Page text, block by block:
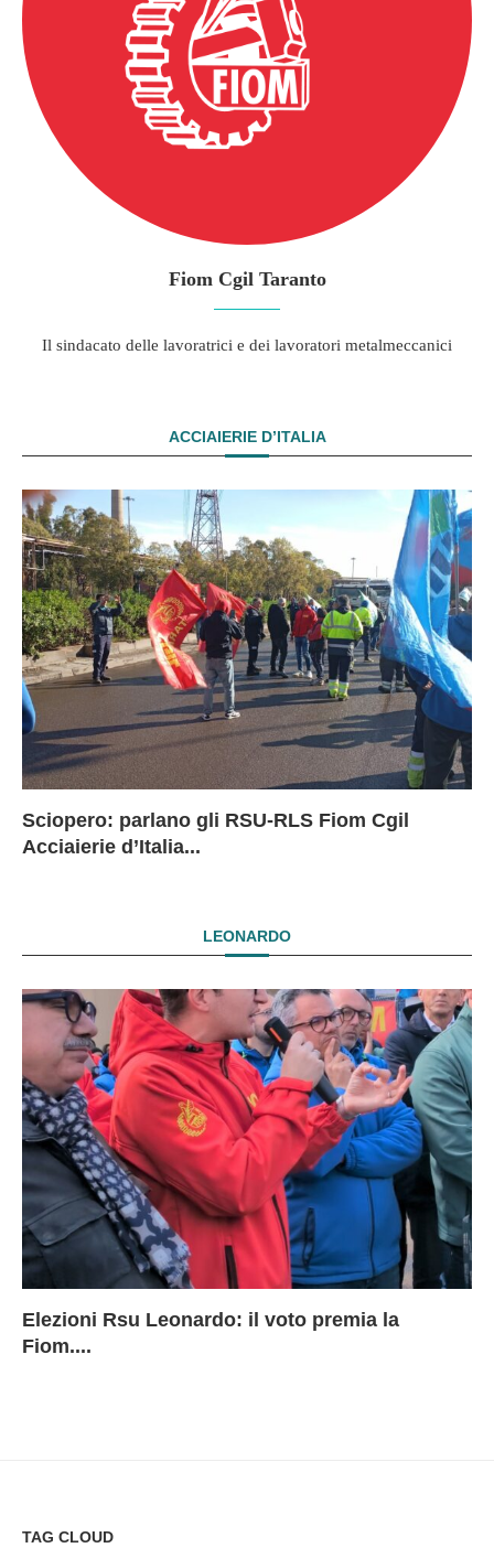
Fiom Cgil Taranto
Il sindacato delle lavoratrici e dei lavoratori metalmeccanici
ACCIAIERIE D’ITALIA
Sciopero: parlano gli RSU-RLS Fiom Cgil
Acciaierie d’Italia...
LEONARDO
Elezioni Rsu Leonardo: il voto premia la
Fiom....
TAG CLOUD